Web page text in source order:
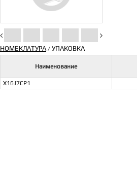
НОМЕКЛАТУРА/ УПАКОВКА
Наименование
X16J7CP1